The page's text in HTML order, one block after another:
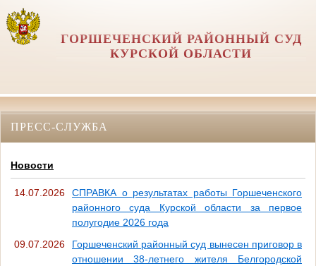
ГОРШЕЧЕНСКИЙ РАЙОННЫЙ СУД
КУРСКОЙ ОБЛАСТИ
ПРЕСС-СЛУЖБА
Новости
14.07.2026
СПРАВКА о результатах работы Горшеченского
районного суда Курской области за первое
полугодие 2026 года
09.07.2026
Горшеченский районный суд вынесен приговор в
отношении 38-летнего жителя Белгородской